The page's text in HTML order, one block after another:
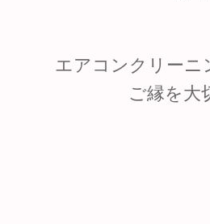
エアコンクリーニ
ご縁を大